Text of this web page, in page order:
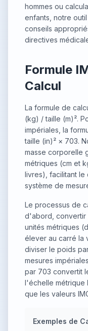
hommes ou
enfants, notre
conseils
directives
Formule
Calcul
La formule de
(kg) / taille (m)².
impériales, la
taille (in)² × 703.
masse corporelle
métriques (cm et
livres), facilitant le
système de
Le processus de
d'abord, convertir
unités métriques
élever au carré la
diviser le poids
mesures
par 703 convertit
l'échelle métrique
que les valeurs
Exemples de